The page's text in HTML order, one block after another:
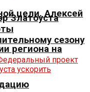
цели. Алексей
региона на
Златоуста
сезону